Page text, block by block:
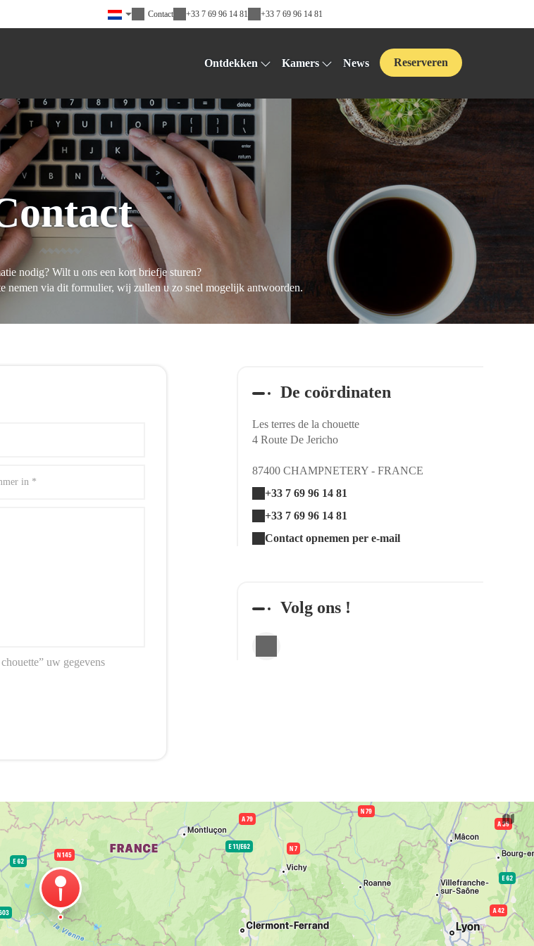
Contact +33 7 69 96 14 81 +33 7 69 96 14 81
Ontdekken Kamers News Reserveren
nodig? Wilt u ons een kort briefje sturen?
nemen via dit formulier, wij zullen u zo snel mogelijk antwoorden.
uw gegevens
De coördinaten
Les terres de la chouette
4 Route De Jericho
87400 CHAMPNETERY - FRANCE
+33 7 69 96 14 81
+33 7 69 96 14 81
Contact opnemen per e-mail
Volg ons !